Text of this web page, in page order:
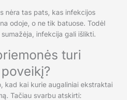
nėra tas pats, kas infekcijos
odoje, o ne tik batuose. Todėl
infekcija gali išlikti.
turi
kad kai kurie augaliniai ekstraktai
Tačiau svarbu atskirti: